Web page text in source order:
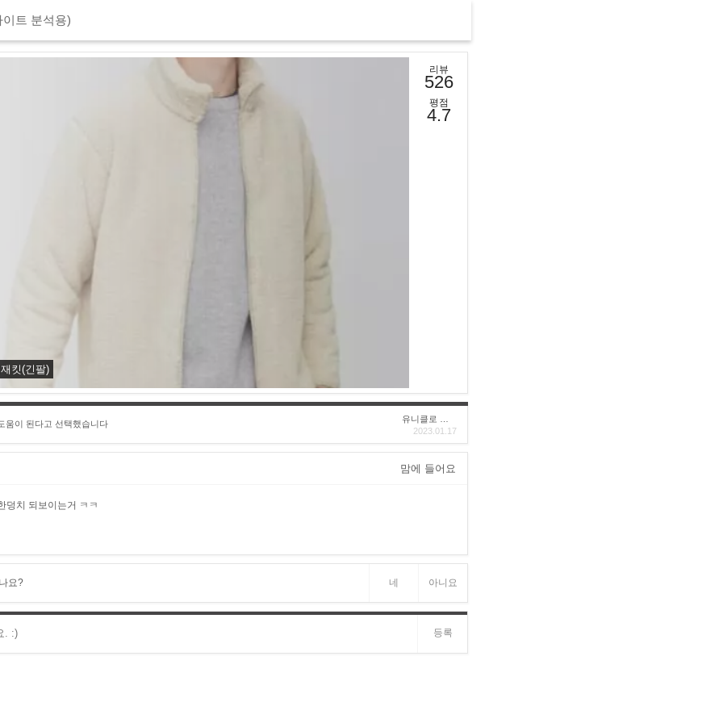
트 분석용)
킷(긴팔)
리뷰
526
평점
4.7
움이 된다고 선택했습니다
2023.01.17
맘에 들어요
덩치 되보이는거 ㅋㅋ
요? 네 아니요
등록